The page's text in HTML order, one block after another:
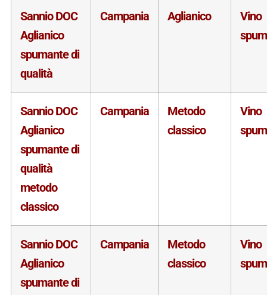
Sannio DOC
Aglianico
spumante di
qualità
Campania Aglianico
Vino
Sannio DOC
Aglianico
spumante di
qualità
metodo
classico
Campania
Metodo
classico
Vino
Sannio DOC
Aglianico
spumante di
Campania
Metodo
classico
Vino